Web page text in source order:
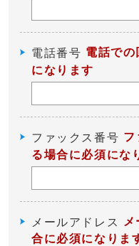
電話番号 電話で
になります
ファックス番号 フ
る場合に必須にな
メールアドレス
合に必須になりま